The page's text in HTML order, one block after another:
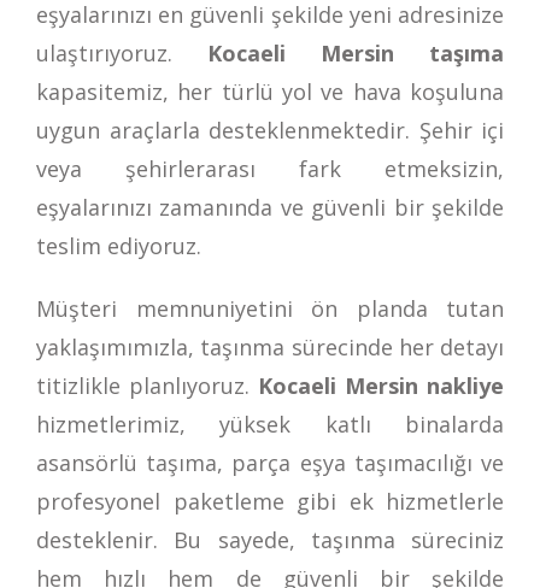
eşyalarınızı en güvenli şekilde yeni adresinize
ulaştırıyoruz. Kocaeli Mersin taşıma
kapasitemiz, her türlü yol ve hava koşuluna
uygun araçlarla desteklenmektedir. Şehir içi
veya şehirlerarası fark etmeksizin,
eşyalarınızı zamanında ve güvenli bir şekilde
teslim ediyoruz.
Müşteri memnuniyetini ön planda tutan
yaklaşımımızla, taşınma sürecinde her detayı
titizlikle planlıyoruz. Kocaeli Mersin nakliye
hizmetlerimiz, yüksek katlı binalarda
asansörlü taşıma, parça eşya taşımacılığı ve
profesyonel paketleme gibi ek hizmetlerle
desteklenir. Bu sayede, taşınma süreciniz
hem hızlı hem de güvenli bir şekilde